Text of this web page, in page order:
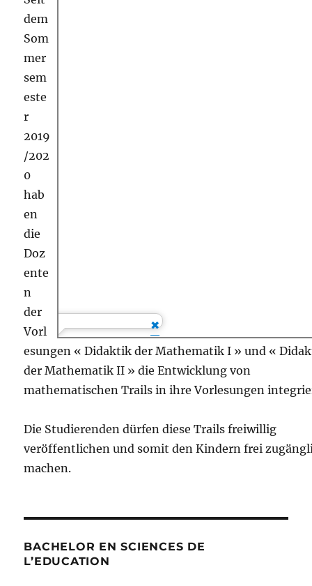
dem
Som
mer
sem
este
r
2019
/202
0
hab
en
die
Doz
ente
n
der
Vorl
esungen « Didaktik der Mathematik I » und «
der Mathematik II » die Entwicklung von
mathematischen Trails in ihre Vorlesungen
Die Studierenden dürfen diese Trails freiwillig
veröffentlichen und somit den Kindern frei
machen.
BACHELOR EN SCIENCES DE
L’EDUCATION